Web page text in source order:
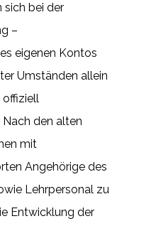
sich bei der
–
eigenen Kontos
Umständen allein
offiziell
den alten
mit
Angehörige des
Lehrpersonal zu
Entwicklung der